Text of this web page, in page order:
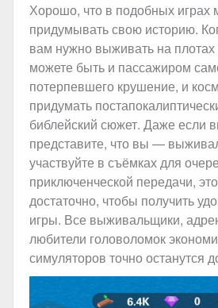
Хорошо, что в подобных играх
придумывать свою историю.
вам нужно выживать на
можете быть и пассажиром
потерпевшего крушение, и
придумать
библейский сюжет. Даже если
представите, что вы —
участвуйте в съёмках для
приключенческой передачи,
достаточно, чтобы получить
игры. Все выживальщики,
любители головоломок
симуляторов точно останутся